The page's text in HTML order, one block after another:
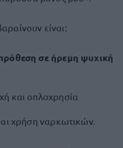
είναι:
σε ήρεμη ψυχική
και οπλοχρησία
χρήση ναρκωτικών.